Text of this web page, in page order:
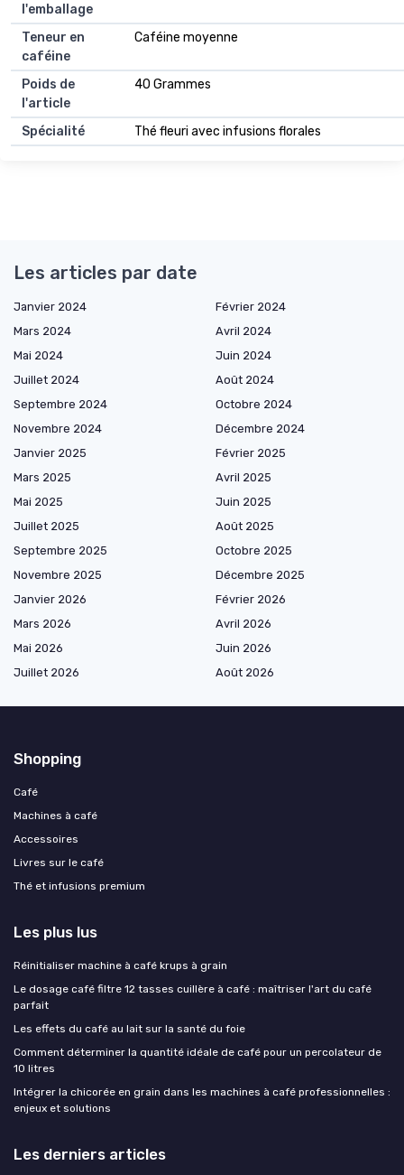
l'emballage
Teneur en
caféine
Caféine moyenne
Poids de
l'article
40 Grammes
Spécialité Thé fleuri avec infusions florales
Les articles par date
Janvier 2024
Février 2024
Mars 2024
Avril 2024
Mai 2024
Juin 2024
Juillet 2024
Août 2024
Septembre 2024
Octobre 2024
Novembre 2024
Décembre 2024
Janvier 2025
Février 2025
Mars 2025
Avril 2025
Mai 2025
Juin 2025
Juillet 2025
Août 2025
Septembre 2025
Octobre 2025
Novembre 2025
Décembre 2025
Janvier 2026
Février 2026
Mars 2026
Avril 2026
Mai 2026
Juin 2026
Juillet 2026
Août 2026
Shopping
Café
Machines à café
Accessoires
Livres sur le café
Thé et infusions premium
Les plus lus
Réinitialiser machine à café krups à grain
Le dosage café filtre 12 tasses cuillère à café : maîtriser l'art du café
parfait
Les effets du café au lait sur la santé du foie
Comment déterminer la quantité idéale de café pour un percolateur de
10 litres
Intégrer la chicorée en grain dans les machines à café professionnelles :
enjeux et solutions
Les derniers articles